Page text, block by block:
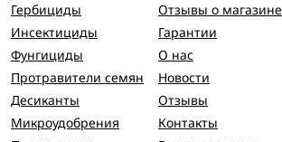
Гербициды
Инсектициды
Фунгициды
Протравители семян
Десиканты
Микроудобрения
Отзывы о магазине
Гарантии
О нас
Новости
Отзывы
Контакты